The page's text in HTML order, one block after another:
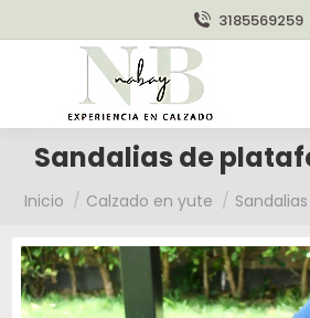
3185569259
Sandalias de
Estás aquí:
Inicio Calzado en yute